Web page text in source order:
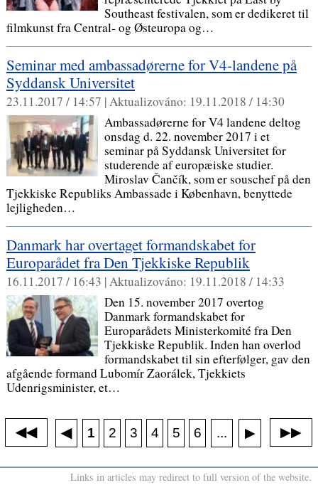
Southeast festivalen, som er dedikeret til
filmkunst fra Central- og Østeuropa og…
Seminar med ambassadørerne for V4-landene på
Syddansk Universitet
23.11.2017 / 14:57 |Aktualizováno: 19.11.2018 / 14:30
Ambassadørerne for V4 landene deltog
onsdag d. 22. november 2017 i et
seminar på Syddansk Universitet for
studerende af europæiske studier.
Miroslav Čančík, som er souschef på den
Tjekkiske Republiks Ambassade i København, benyttede
lejligheden…
Danmark har overtaget formandskabet for
Europarådet fra Den Tjekkiske Republik
16.11.2017 / 16:43 |Aktualizováno: 19.11.2018 / 14:33
Den 15. november 2017 overtog
Danmark formandskabet for
Europarådets Ministerkomité fra Den
Tjekkiske Republik. Inden han overlod
formandskabet til sin efterfølger, gav den
afgående formand Lubomír Zaorálek, Tjekkiets
Udenrigsminister, et…
◀◀ ◀ 1 2 3 4 5 6 ... ▶ ▶▶
Links in articles may redirect to full version of the website.